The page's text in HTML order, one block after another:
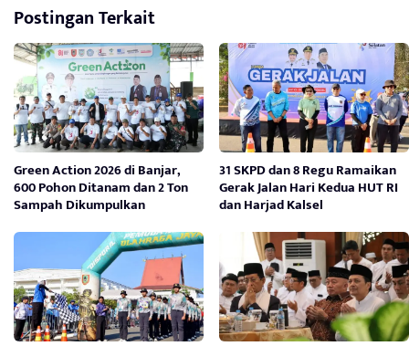
Postingan Terkait
Green Action 2026 di Banjar,
600 Pohon Ditanam dan 2 Ton
Sampah Dikumpulkan
31 SKPD dan 8 Regu Ramaikan
Gerak Jalan Hari Kedua HUT RI
dan Harjad Kalsel